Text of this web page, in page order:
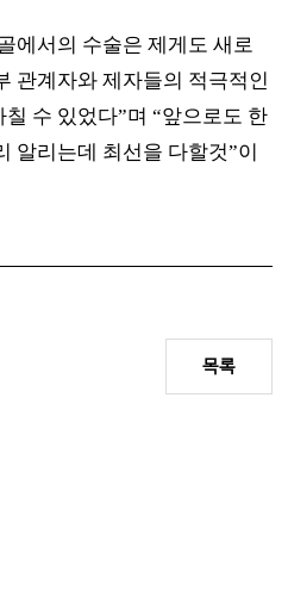
에서의 수술은 제게도 새로
관계자와 제자들의 적극적인
칠 수 있었다”며“앞으로도 한
알리는데 최선을 다할것”이
목록